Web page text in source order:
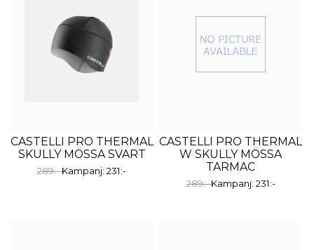
CASTELLI PRO THERMAL
SKULLY MÖSSA SVART
289:-Kampanj: 231:-
CASTELLI PRO THERMAL
W SKULLY MÖSSA
TARMAC
289:-Kampanj: 231:-